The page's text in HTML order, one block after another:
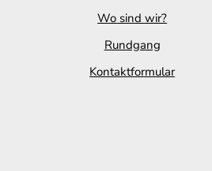
Wo sind wir?
Rundgang
Kontaktformular